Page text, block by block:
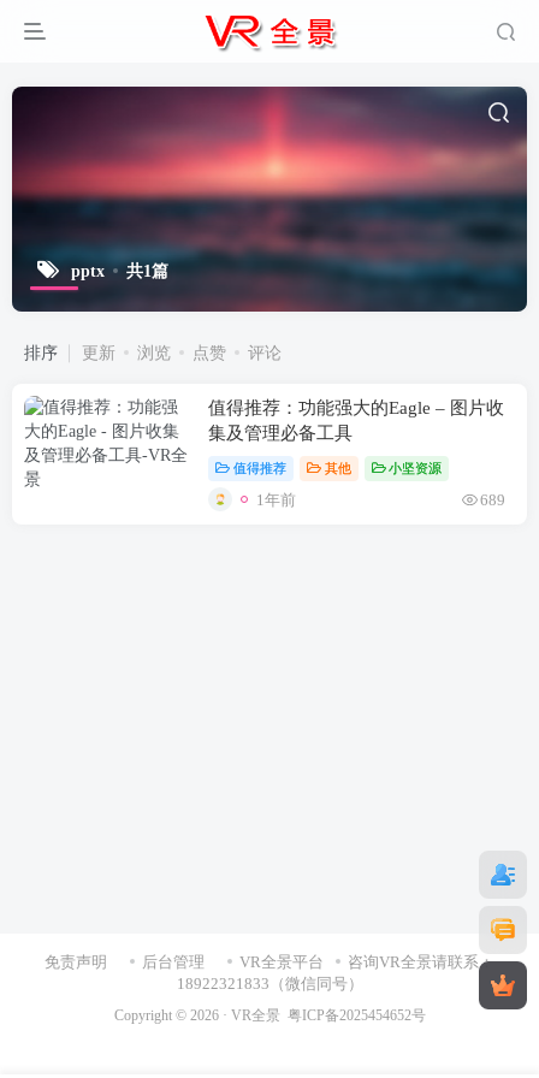
pptx 共1篇
排序 更新 浏览 点赞 评论
值得推荐：功能强大的Eagle – 图片收
集及管理必备工具
值得推荐 其他 小坚资源
1年前 689
免责声明 后台管理 VR全景平台
咨询VR全景请联系：
18922321833（微信同号）
Copyright © 2026 · VR全景 粤ICP备2025454652号